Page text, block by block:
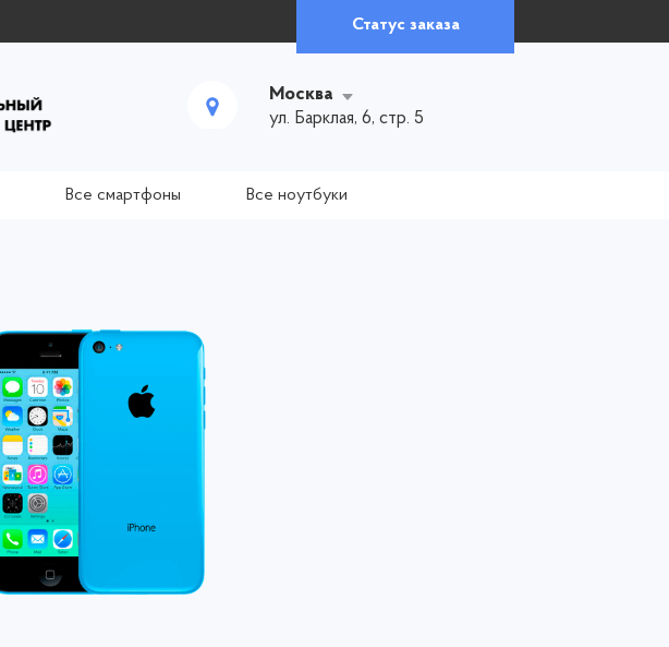
Статус заказа
Москва
ул. Барклая, 6, стр. 5
Все смартфоны Все ноутбуки